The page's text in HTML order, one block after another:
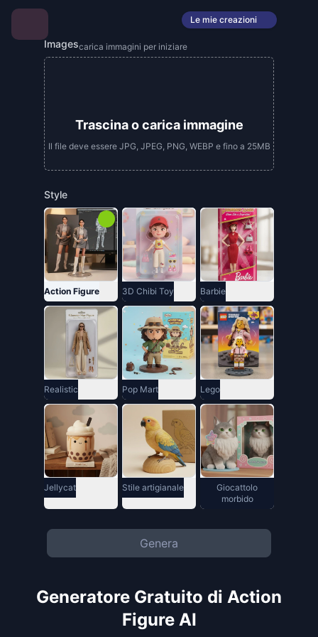
Le mie creazioni
Imagescarica immagini per iniziare
Trascina o carica immagine
Il file deve essere JPG, JPEG, PNG, WEBP e fino a 25MB
Style
Action Figure 3D Chibi Toy Barbie
Realistic Pop Mart Lego
Jellycat Stile artigianale
Giocattolo
morbido
Genera
Generatore Gratuito di Action
Figure AI